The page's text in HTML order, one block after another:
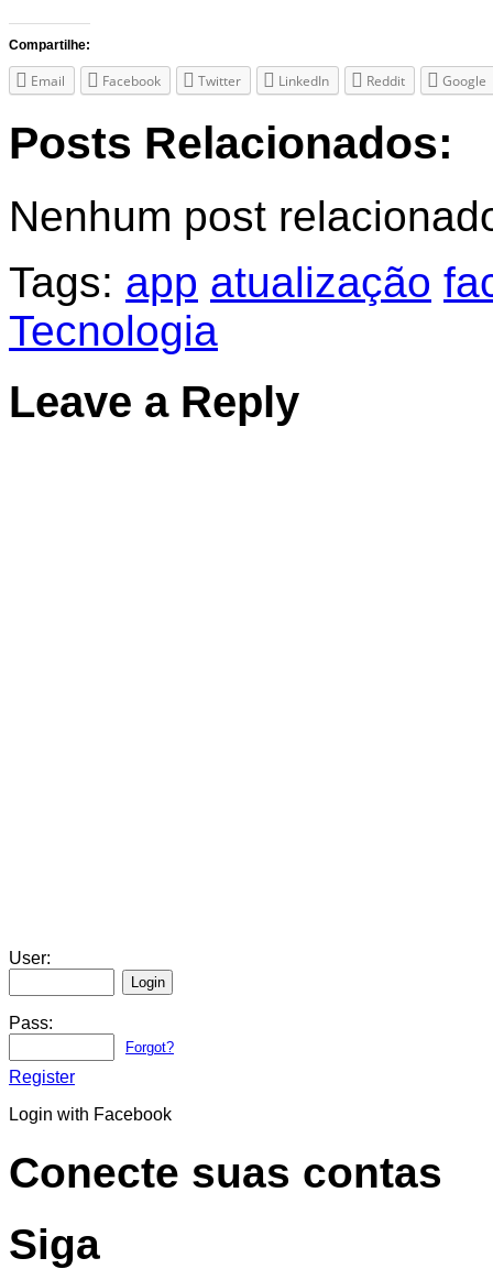
Compartilhe:
Email Facebook Twitter LinkedIn Reddit Google
Posts Relacionados:
Nenhum post
Tags: app atualização
Tecnologia
Leave a Reply
User:
Pass:
Forgot?
Register
Login with Facebook
Conecte suas contas
Siga